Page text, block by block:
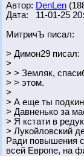
Автор: DenLen
Дата: 11-01-25
МитричЪ писал:
> Димон29 писал:
>
> > Земляк,
> > этом.
>
> А еще ты
> Давненько за
> Я кстати в
> Лукойловский
Ради повышения
всей Европе, на